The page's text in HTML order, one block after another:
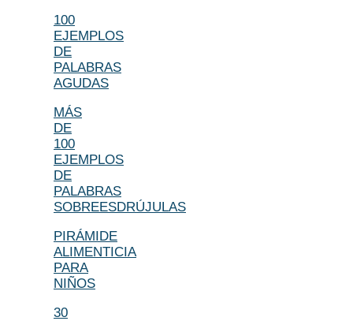
100
EJEMPLOS
DE
PALABRAS
AGUDAS
MÁS
DE
100
EJEMPLOS
DE
PALABRAS
SOBREESDRÚJULAS
PIRÁMIDE
ALIMENTICIA
PARA
NIÑOS
30